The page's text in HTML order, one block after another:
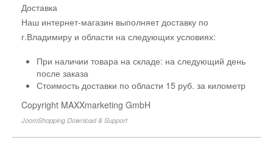
Доставка
Наш интернет-магазин выполняет доставку по
г.Владимиру и области на следующих условиях:
При наличии товара на складе: на следующий день
после заказа
Стоимость доставки по области 15 руб. за километр
Copyright MAXXmarketing GmbH
JoomShopping Download & Support